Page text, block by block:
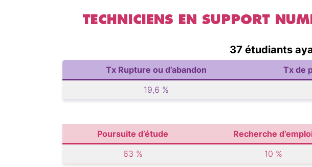
TECHNICIENS EN SUPPORT
37 étudiants
Tx Rupture ou d’abandon Tx de
19,6 %
Poursuite d’étude Recherche
63 %
10 %